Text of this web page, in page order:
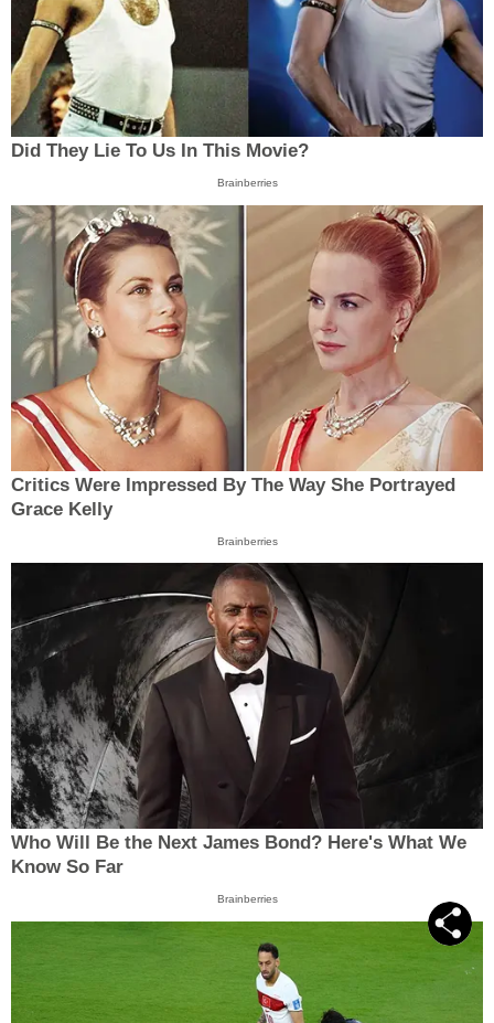
Did They Lie To Us In This Movie?
Brainberries
Critics Were Impressed By The Way She Portrayed
Grace Kelly
Brainberries
Who Will Be the Next James Bond? Here's What We
Know So Far
Brainberries